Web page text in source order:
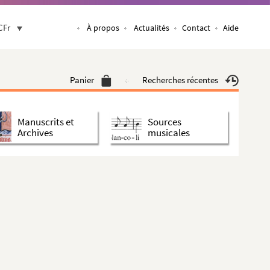
À propos Actualités Contact Aide
Panier Recherches récentes
Manuscrits et
Archives
Sources
musicales